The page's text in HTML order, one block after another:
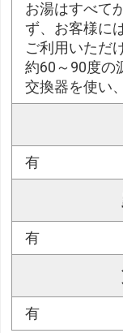
お湯はすべて
ず、お客様に
ご利用いただ
約60～90度の
交換器を使い
有
有
有